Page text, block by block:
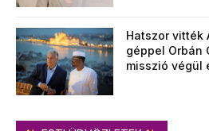
Hatszor vitték
géppel Orbán
misszió végül